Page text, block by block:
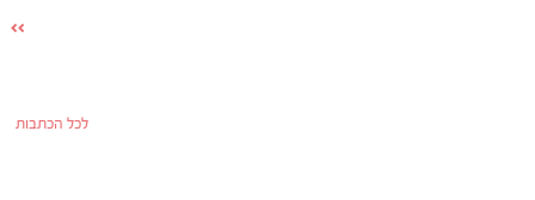
לכל הכתבות